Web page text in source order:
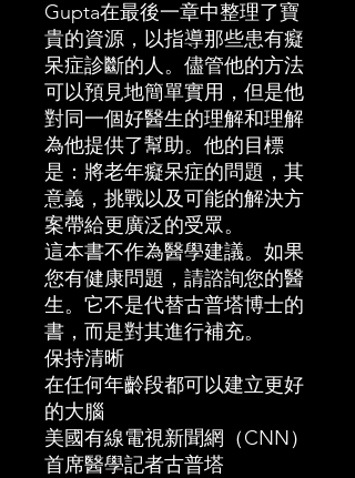
Gupta在最後一章中整理了寶
貴的資源，以指導那些患有癡
呆症診斷的人。儘管他的方法
可以預見地簡單實用，但是他
對同一個好醫生的理解和理解
為他提供了幫助。他的目標
是：將老年癡呆症的問題，其
意義，挑戰以及可能的解決方
案帶給更廣泛的受眾。
這本書不作為醫學建議。如果
您有健康問題，請諮詢您的醫
生。它不是代替古普塔博士的
書，而是對其進行補充。
保持清晰
在任何年齡段都可以建立更好
的大腦
美國有線電視新聞網（CNN）
首席醫學記者古普塔